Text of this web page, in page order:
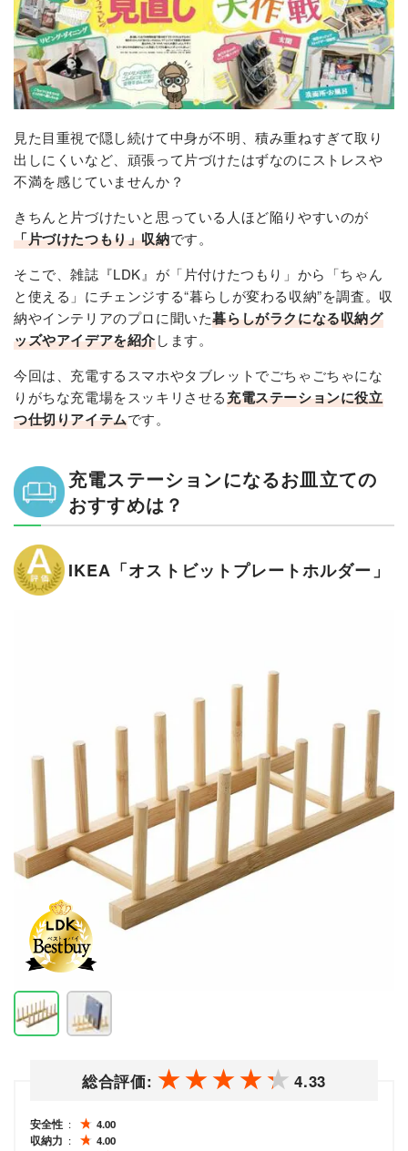
見た目重視で隠し続けて中身が不明、積み重ねすぎて取り
出しにくいなど、頑張って片づけたはずなのにストレスや
不満を感じていませんか？
きちんと片づけたいと思っている人ほど陥りやすいのが
「片づけたつもり」収納です。
そこで、雑誌『LDK』が「片付けたつもり」から「ちゃん
と使える」にチェンジする“暮らしが変わる収納”を調査。収
納やインテリアのプロに聞いた暮らしがラクになる収納グ
ッズやアイデアを紹介します。
今回は、充電するスマホやタブレットでごちゃごちゃにな
りがちな充電場をスッキリさせる充電ステーションに役立
つ仕切りアイテムです。
充電ステーションになるお皿立ての
おすすめは？
IKEA「オストビットプレートホルダー」
総合評価: 4.33
安全性
4.00
収納力
4.00